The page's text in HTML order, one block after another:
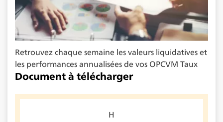
Retrouvez chaque semaine les valeurs liquidatives et
les performances annualisées de vos OPCVM Taux
Document à télécharger
H